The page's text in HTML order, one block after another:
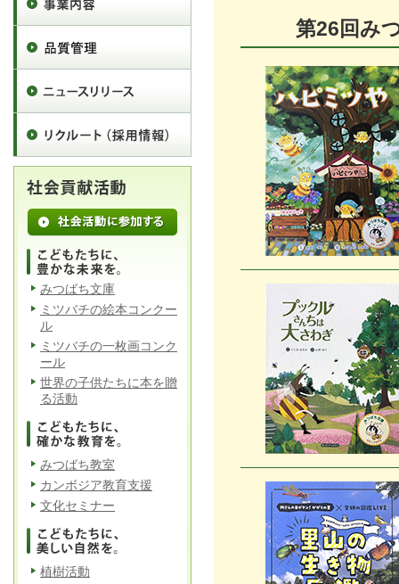
第26回
みつばち文庫
ミツバチの絵本コンクー
ル
ミツバチの一枚画コンク
ール
世界の子供たちに本を贈
る活動
みつばち教室
カンボジア教育支援
文化セミナー
植樹活動